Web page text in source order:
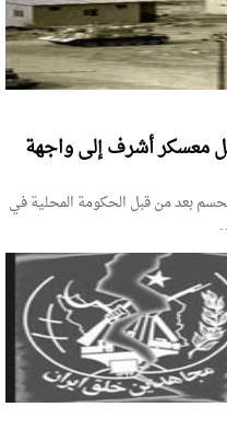
معسكر أشرف إلى واجهة
بعد من قبل الحكومة المحلية في